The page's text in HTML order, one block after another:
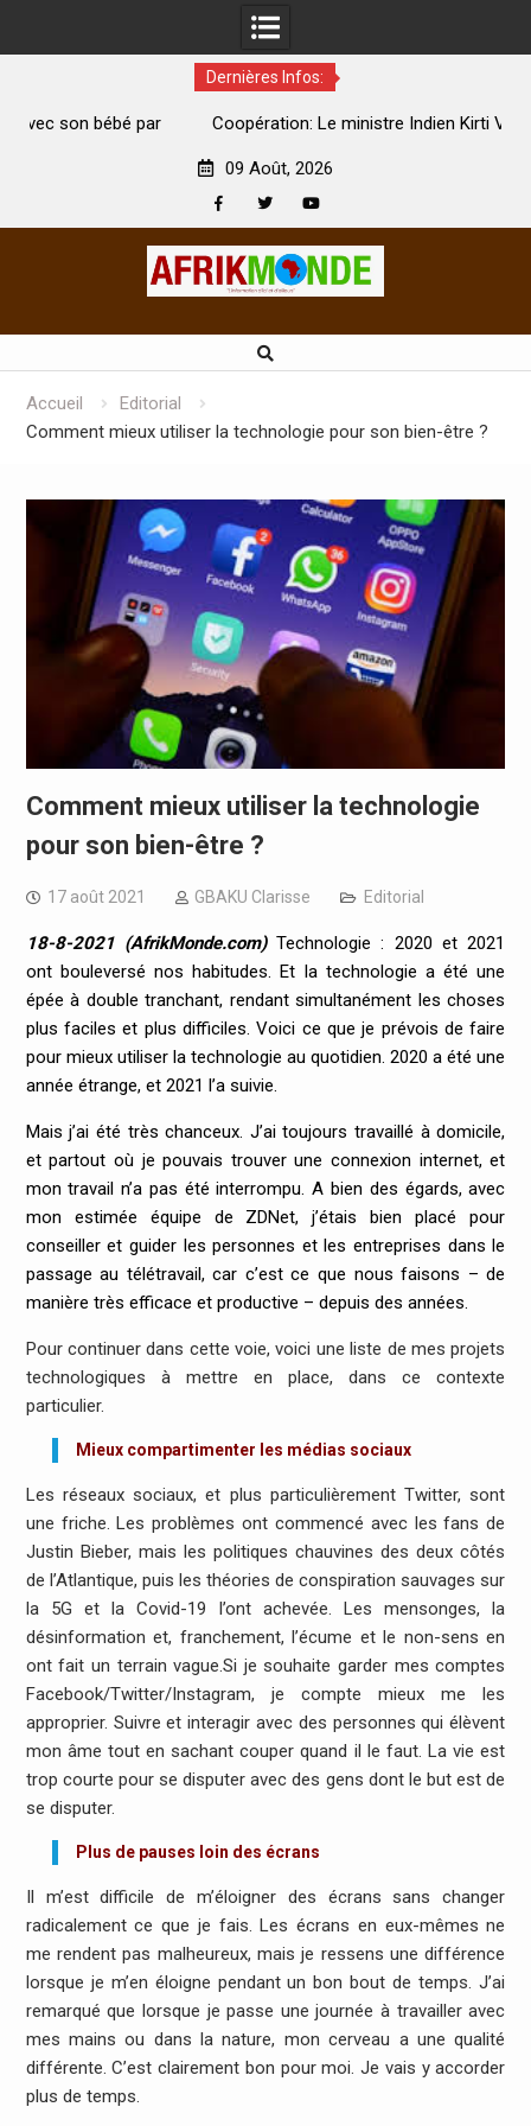
Dernières Infos:
Coopération: Le ministre Indien Kirti Vardhan Singh à
09 Août, 2026
Accueil
Editorial
Comment mieux utiliser la technologie pour son bien-être ?
Comment mieux utiliser la technologie
pour son bien-être ?
17 août 2021 GBAKU Clarisse Editorial
18-8-2021 (AfrikMonde.com)Technologie : 2020 et 2021
ont bouleversé nos habitudes. Et la technologie a été une
épée à double tranchant, rendant simultanément les choses
plus faciles et plus difficiles. Voici ce que je prévois de faire
pour mieux utiliser la technologie au quotidien. 2020 a été une
année étrange, et 2021 l’a suivie.
Mais j’ai été très chanceux. J’ai toujours travaillé à domicile,
et partout où je pouvais trouver une connexion internet, et
mon travail n’a pas été interrompu. A bien des égards, avec
mon estimée équipe de ZDNet, j’étais bien placé pour
conseiller et guider les personnes et les entreprises dans le
passage au télétravail, car c’est ce que nous faisons – de
manière très efficace et productive – depuis des années.
Pour continuer dans cette voie, voici une liste de mes projets
technologiques à mettre en place, dans ce contexte
particulier.
Mieux compartimenter les médias sociaux
Les réseaux sociaux, et plus particulièrement Twitter, sont
une friche. Les problèmes ont commencé avec les fans de
Justin Bieber, mais les politiques chauvines des deux côtés
de l’Atlantique, puis les théories de conspiration sauvages sur
la 5G et la Covid-19 l’ont achevée. Les mensonges, la
désinformation et, franchement, l’écume et le non-sens en
ont fait un terrain vague.Si je souhaite garder mes comptes
Facebook/Twitter/Instagram, je compte mieux me les
approprier. Suivre et interagir avec des personnes qui élèvent
mon âme tout en sachant couper quand il le faut. La vie est
trop courte pour se disputer avec des gens dont le but est de
se disputer.
Plus de pauses loin des écrans
Il m’est difficile de m’éloigner des écrans sans changer
radicalement ce que je fais. Les écrans en eux-mêmes ne
me rendent pas malheureux, mais je ressens une différence
lorsque je m’en éloigne pendant un bon bout de temps. J’ai
remarqué que lorsque je passe une journée à travailler avec
mes mains ou dans la nature, mon cerveau a une qualité
différente. C’est clairement bon pour moi. Je vais y accorder
plus de temps.